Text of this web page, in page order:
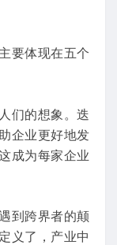
要体现在五个
们的想象。迭
企业更好地发
成为每家企业
到跨界者的颠
义了，产业中